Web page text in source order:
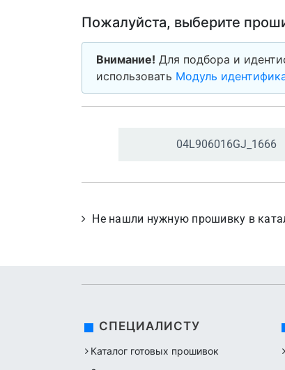
Пожалуйста, выберите
Внимание! Для подбора и
использовать Модуль
04L906016GJ_ 1666
Не нашли нужную прошивку в
СПЕЦИАЛИСТУ
Каталог готовых прошивок